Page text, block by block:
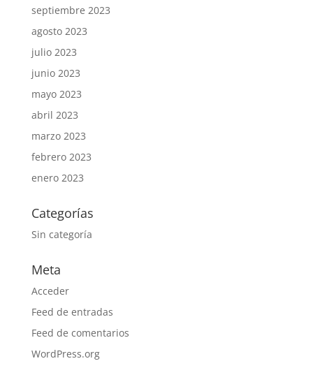
septiembre 2023
agosto 2023
julio 2023
junio 2023
mayo 2023
abril 2023
marzo 2023
febrero 2023
enero 2023
Categorías
Sin categoría
Meta
Acceder
Feed de entradas
Feed de comentarios
WordPress.org